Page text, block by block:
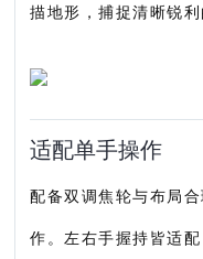
描地形，捕捉清晰锐利
适配单手操作
配备双调焦轮与布局
作。左右手握持皆适